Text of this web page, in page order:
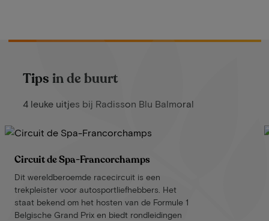
Tips in de buurt
4 leuke uitjes bij Radisson Blu Balmoral
Circuit de Spa-Francorchamps
Dit wereldberoemde racecircuit is een
trekpleister voor autosportliefhebbers. Het
staat bekend om het hosten van de Formule 1
Belgische Grand Prix en biedt rondleidingen